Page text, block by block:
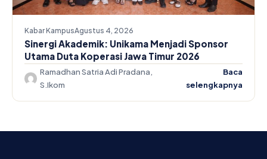
Kabar KampusAgustus 4, 2026
Sinergi Akademik: Unikama Menjadi Sponsor
Utama Duta Koperasi Jawa Timur 2026
Ramadhan Satria Adi Pradana,
S.Ikom
Baca
selengkapnya